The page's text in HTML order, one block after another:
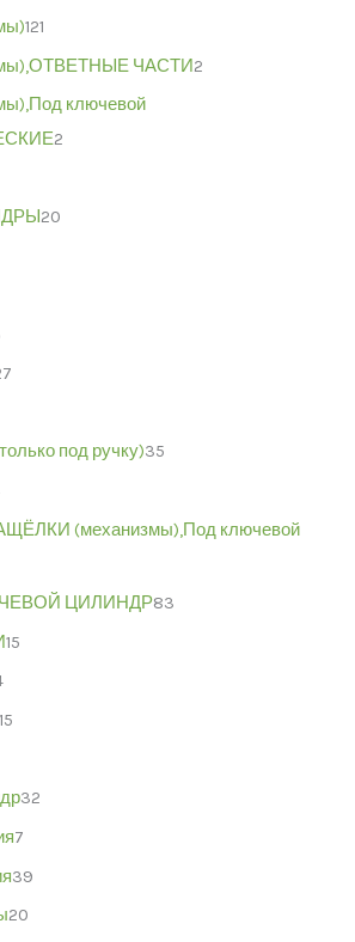
121
ЧАСТИ2
ключевой
2
20
под ручку)35
(механизмы),Под ключевой
ЦИЛИНДР83
15
15
32
7
39
20